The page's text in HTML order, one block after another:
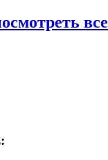
все